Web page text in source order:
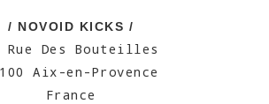
/ NOVOID KICKS /
Rue Des Bouteilles
Aix-en-Provence
France